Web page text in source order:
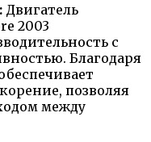
Двигатель
2003
с
Благодаря
позволяя
между